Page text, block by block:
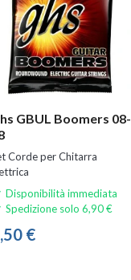
GBUL Boomers 08-
Corde per Chitarra
Disponibilità immediata
Spedizione solo 6,90 €
€